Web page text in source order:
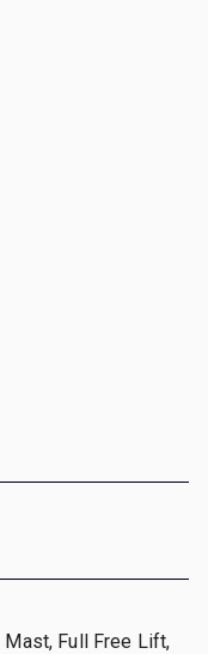
Full Free Lift,